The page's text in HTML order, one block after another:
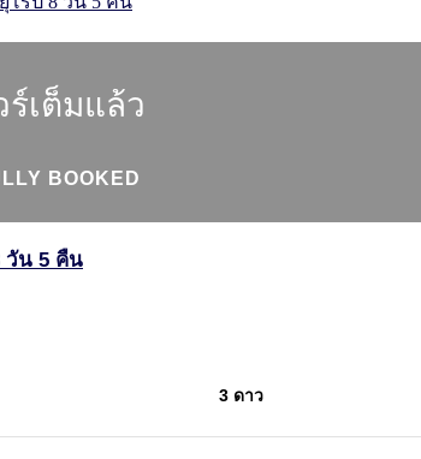
ร์เต็มแล้ว
BOOKED
วัน 5 คืน
3 ดาว